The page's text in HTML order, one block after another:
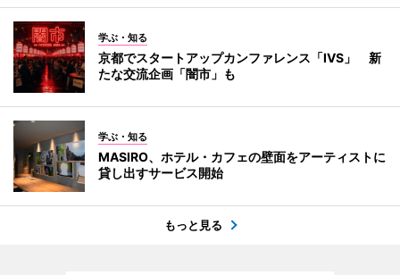
学ぶ・知る
京都でスタートアップカンファレンス「IVS」 新
たな交流企画「闇市」も
学ぶ・知る
MASIRO、ホテル・カフェの壁面をアーティストに
貸し出すサービス開始
もっと見る